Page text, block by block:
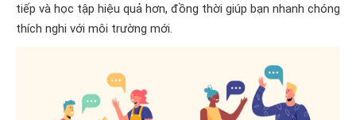
tiếp và học tập hiệu quả hơn, đồng thời giúp bạn nhanh chóng
thích nghi với môi trường mới.